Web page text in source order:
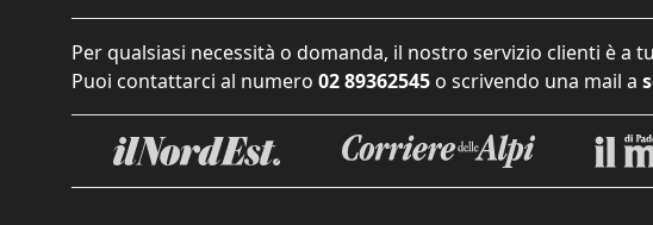
Per qualsiasi necessità o domanda, il nostro servizio clienti è a
Puoi contattarci al numero 02 89362545 o scrivendo una mail a